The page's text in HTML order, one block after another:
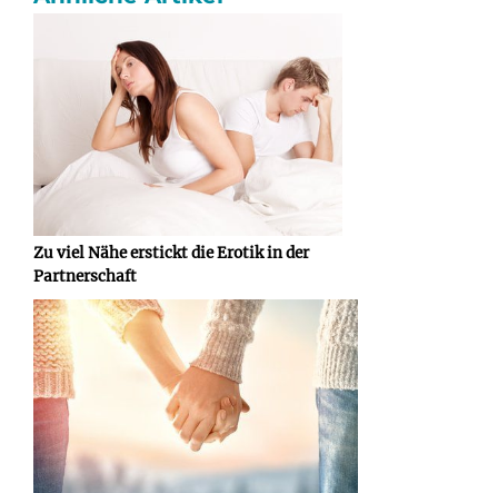
Zu viel Nähe erstickt die Erotik in der
Partnerschaft